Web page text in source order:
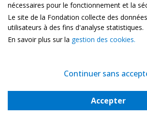
nécessaires pour le fonctionnement et la
Le site de la Fondation collecte des
utilisateurs à des fins d'analyse statistiques.
En savoir plus sur la gestion des cookies.
Continuer sans
Accepter
Marché intérieur et concurrence
La coopération
Stratégie, sécurité et défense
Une stratégie de sécurité
au...